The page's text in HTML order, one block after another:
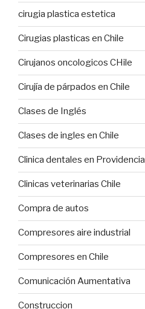
cirugia plastica estetica
Cirugias plasticas en Chile
Cirujanos oncologicos CHile
Cirujía de párpados en Chile
Clases de Inglés
Clases de ingles en Chile
Clinica dentales en Providencia
Clinicas veterinarias Chile
Compra de autos
Compresores aire industrial
Compresores en Chile
Comunicación Aumentativa
Construccion